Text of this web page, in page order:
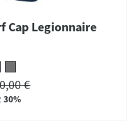
Cap Legionnaire
€
30%